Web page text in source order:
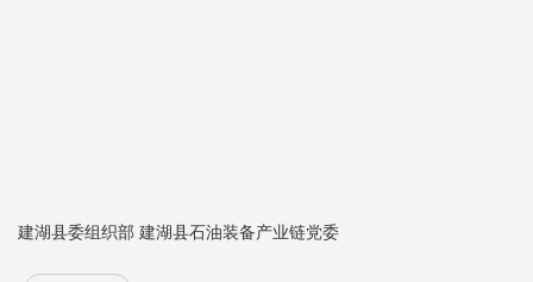
建湖县委组织部 建湖县石油装备产业链党委